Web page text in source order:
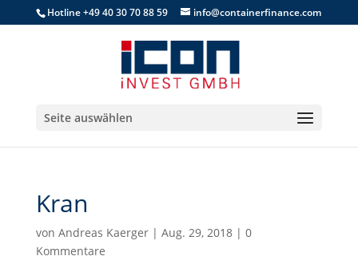
Hotline +49 40 30 70 88 59 info@containerfinance.com
Seite auswählen
Kran
von Andreas Kaerger| Aug. 29, 2018| 0
Kommentare